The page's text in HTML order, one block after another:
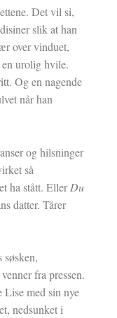
Det vil si,
slik at han
over vinduet,
en urolig hvile.
Og en nagende
når han
og hilsninger
så
ha stått. EllerDu
datter. Tårer
søsken,
fra pressen.
Lise med sin nye
nedsunket i